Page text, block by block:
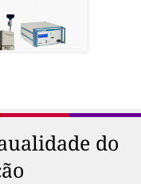
do